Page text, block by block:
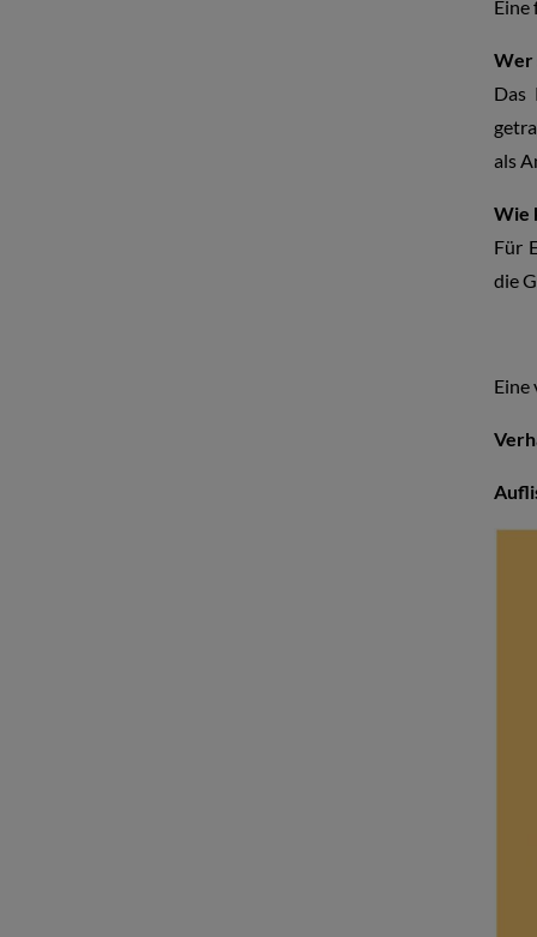
Eine
Wer
Das
als
Wie
Für
die
Eine